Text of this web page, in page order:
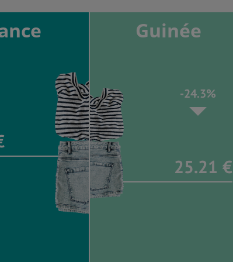
Guinée
-24.3%
25.21 €